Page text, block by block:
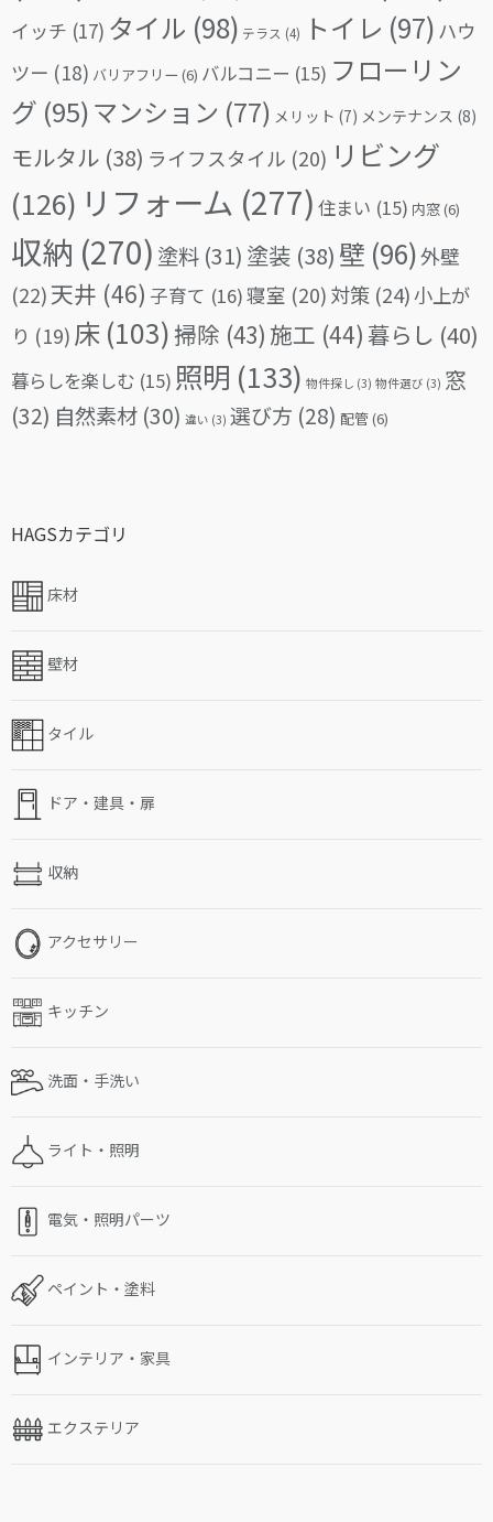
イッチ (17) タイル (98) テラス (4) トイレ (97) ハウ
ツー (18) バリアフリー (6) バルコニー (15) フローリン
グ (95)マンション (77) メリット (7) メンテナンス (8)
モルタル (38) ライフスタイル (20) リビング
(126) リフォーム (277) 住まい (15) 内窓(6)
収納 (270) 塗料 (31) 塗装 (38) 壁 (96)外壁
(22)天井 (46) 子育て (16)寝室 (20) 対策 (24)小上が
り (19) 床 (103)掃除 (43) 施工 (44) 暮らし (40)
暮らしを楽しむ (15) 照明 (133) 物件探し (3) 物件選び (3) 窓
(32) 自然素材 (30) 違い (3) 選び方 (28) 配管(6)
HAGSカテゴリ
床材
壁材
タイル
ドア・建具・扉
収納
アクセサリー
キッチン
洗面・手洗い
ライト・照明
電気・照明パーツ
ペイント・塗料
インテリア・家具
エクステリア